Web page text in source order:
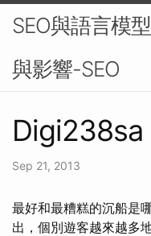
SEO與語言模
與影響-SEO
Digi238sa
Sep 21, 2013
最好和最糟糕的沉船是
出，個別遊客越來越多